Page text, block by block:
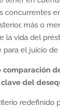
concurrentes
más o
la vida del
el juicio de
comparación
del
redefinido